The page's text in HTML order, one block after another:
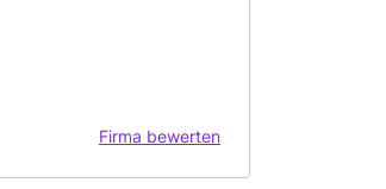
Firma bewerten